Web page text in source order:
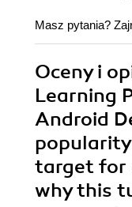
Masz pytania?
Oceny i
Learning
Android
target for
why this